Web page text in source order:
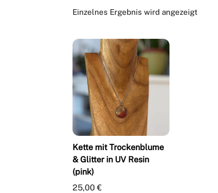
Einzelnes Ergebnis wird angezeigt
Kette mit Trockenblume
& Glitter in UV Resin
(pink)
25,00€